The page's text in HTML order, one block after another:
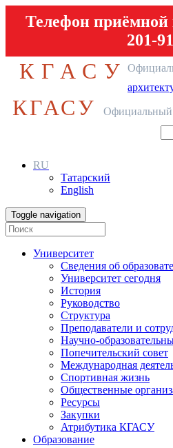
Телефон приёмной
201-
КГАСУ
КГАСУ Официальный
RU
Татарский
English
Toggle navigation
Университет
Сведения об
Университет сегодня
История
Руководство
Структура
Преподаватели и
Научно-
Попечительский совет
Международная
Спортивная жизнь
Общественные
Ресурсы
Закупки
Атрибутика КГАСУ
Образование